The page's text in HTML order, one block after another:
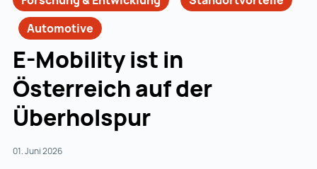
Automotive
E-Mobility ist in
Österreich auf der
Überholspur
01. Juni 2026